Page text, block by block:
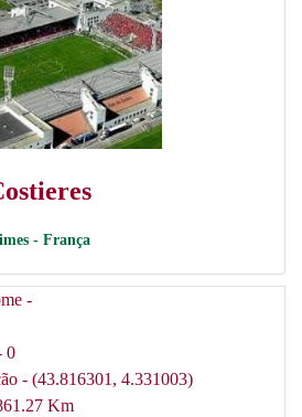
- França
-
0
- (43.816301, 4.331003)
Km